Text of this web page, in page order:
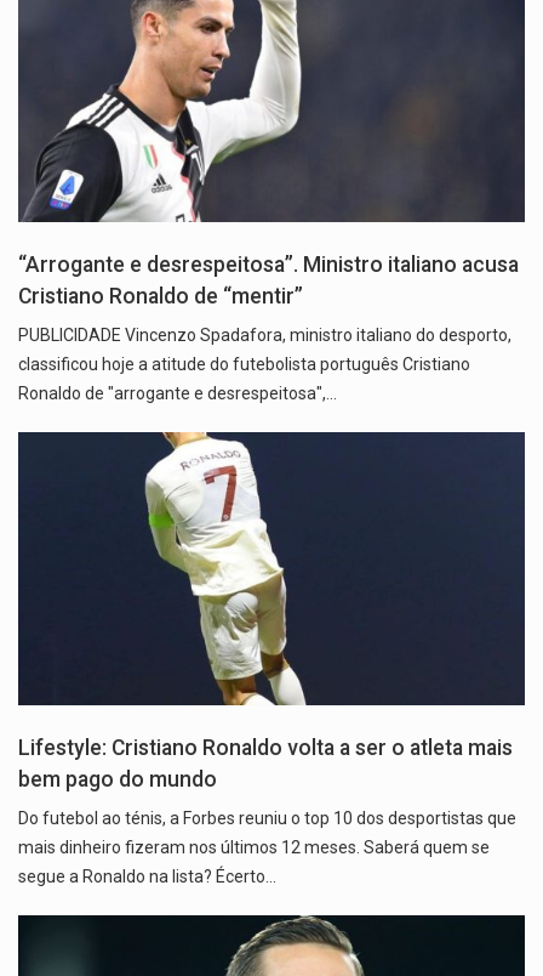
“Arrogante e desrespeitosa”. Ministro italiano acusa
Cristiano Ronaldo de “mentir”
PUBLICIDADE Vincenzo Spadafora, ministro italiano do desporto,
classificou hoje a atitude do futebolista português Cristiano
Ronaldo de "arrogante e desrespeitosa",…
Lifestyle: Cristiano Ronaldo volta a ser o atleta mais
bem pago do mundo
Do futebol ao ténis, a Forbes reuniu o top 10 dos desportistas que
mais dinheiro fizeram nos últimos 12 meses. Saberá quem se
segue a Ronaldo na lista? Écerto…